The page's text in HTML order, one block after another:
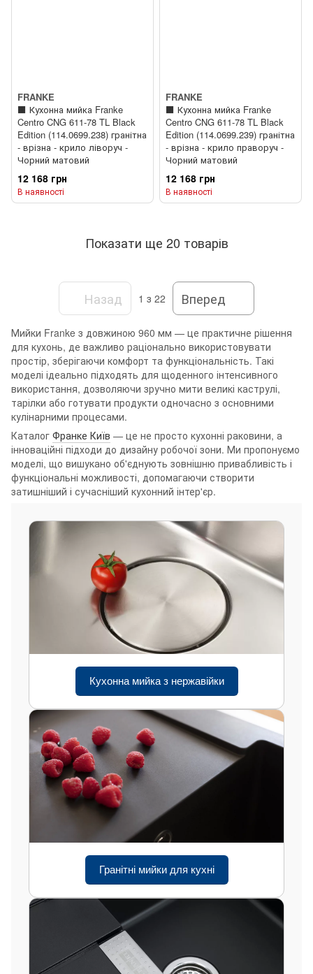
FRANKE
⬛️ Кухонна мийка Franke
Centro CNG 611-78 TL Black
Edition (114.0699.238) гранітна
- врізна - крило ліворуч -
Чорний матовий
12 168 грн
В наявності
FRANKE
⬛️ Кухонна мийка Franke
Centro CNG 611-78 TL Black
Edition (114.0699.239) гранітна
- врізна - крило праворуч -
Чорний матовий
12 168 грн
В наявності
Показати ще 20 товарів
Назад 1 з 22 Вперед
Мийки Franke з довжиною 960 мм — це практичне рішення
для кухонь, де важливо раціонально використовувати
простір, зберігаючи комфорт та функціональність. Такі
моделі ідеально підходять для щоденного інтенсивного
використання, дозволяючи зручно мити великі каструлі,
тарілки або готувати продукти одночасно з основними
кулінарними процесами.
Каталог Франке Київ — це не просто кухонні раковини, а
інноваційні підходи до дизайну робочої зони. Ми пропонуємо
моделі, що вишукано об'єднують зовнішню привабливість і
функціональні можливості, допомагаючи створити
затишніший і сучасніший кухонний інтер'єр.
Кухонна мийка з нержавійки
Гранітні мийки для кухні